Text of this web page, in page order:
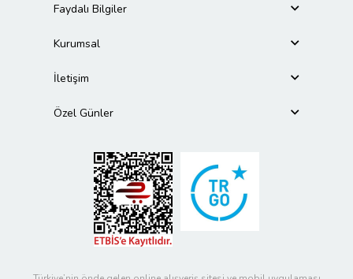
Faydalı Bilgiler
Kurumsal
İletişim
Özel Günler